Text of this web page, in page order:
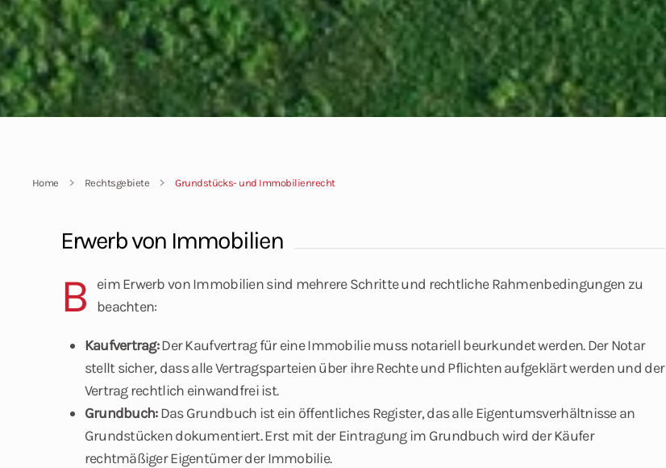
Home Rechtsgebiete Grundstücks- und Immobilienrecht
Erwerb von Immobilien
B
eim Erwerb von Immobilien sind mehrere Schritte und rechtliche Rahmenbedingungen zu
beachten:
Kaufvertrag:Der Kaufvertrag für eine Immobilie muss notariell beurkundet werden. Der Notar
stellt sicher, dass alle Vertragsparteien über ihre Rechte und Pflichten aufgeklärt werden und der
Vertrag rechtlich einwandfrei ist.
Grundbuch:Das Grundbuch ist ein öffentliches Register, das alle Eigentumsverhältnisse an
Grundstücken dokumentiert. Erst mit der Eintragung im Grundbuch wird der Käufer
rechtmäßiger Eigentümer der Immobilie.